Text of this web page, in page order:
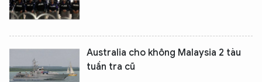
Australia cho không Malaysia 2 tàu
tuần tra cũ